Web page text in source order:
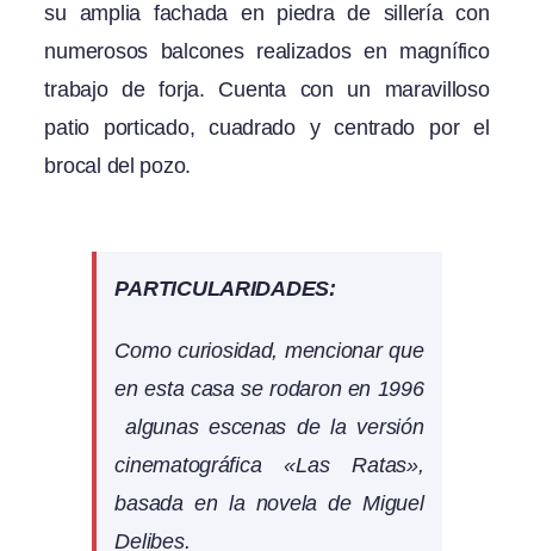
su amplia fachada en piedra de sillería con
numerosos balcones realizados en magnífico
trabajo de forja. Cuenta con un maravilloso
patio porticado, cuadrado y centrado por el
brocal del pozo.
PARTICULARIDADES:
Como curiosidad, mencionar que
en esta casa se rodaron en 1996
algunas escenas de la versión
cinematográfica «Las Ratas»,
basada en la novela de Miguel
Delibes.